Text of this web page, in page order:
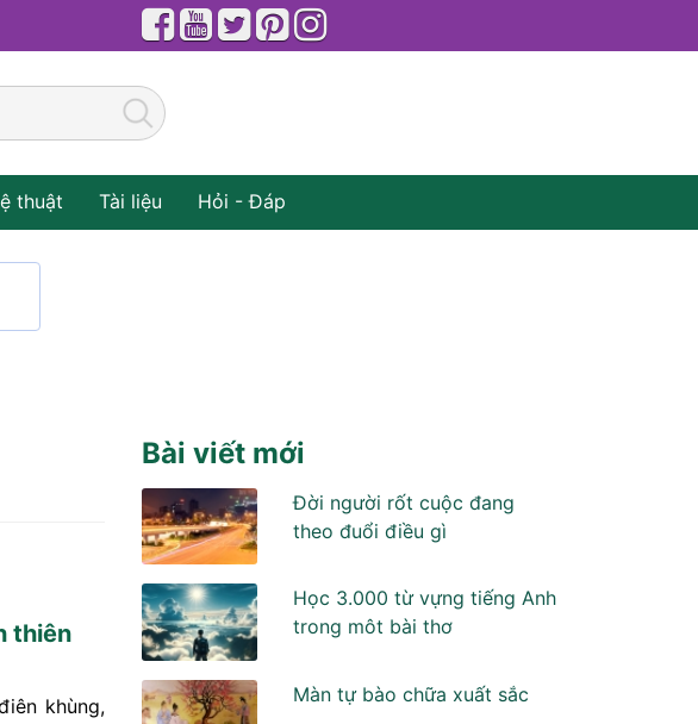
thuật Tài liệu Hỏi - Đáp
thiên
khùng,
Bài viết mới
Đời người rốt cuộc đang
theo đuổi điều gì
Học 3.000 từ vựng tiếng Anh
trong môt bài thơ
Màn tự bào chữa xuất sắc